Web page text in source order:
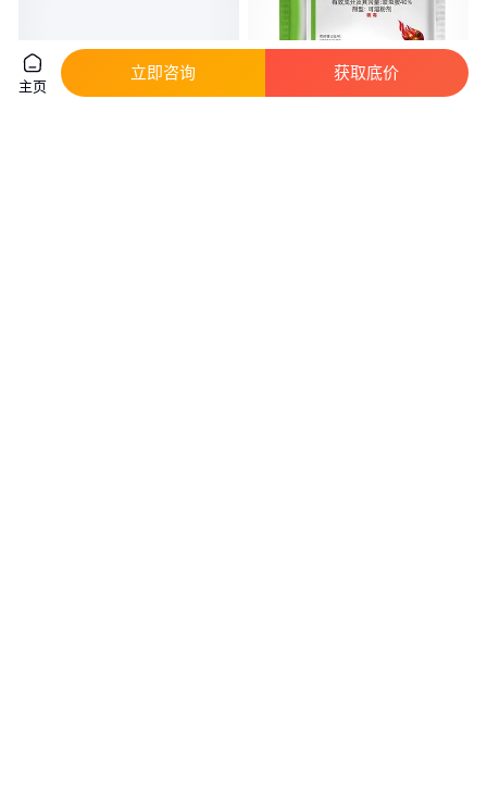
主页
立即咨询 获取底价